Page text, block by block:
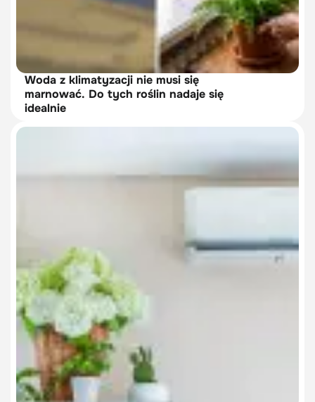
Woda z klimatyzacji nie musi się
marnować. Do tych roślin nadaje się
idealnie